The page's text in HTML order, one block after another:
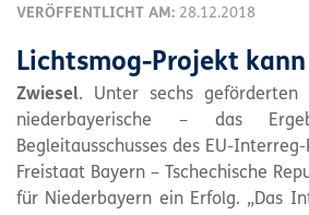
VERÖFFENTLICHT AM: 28.12.2018
Lichtsmog-Projekt
Zwiesel. Unter sechs geförderten
niederbayerische – das
Begleitausschusses des EU-
Freistaat Bayern – Tschechische
für Niederbayern ein Erfolg. „Das